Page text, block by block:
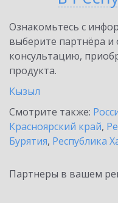
Ознакомьтесь с
выберите партнёра и
консультацию,
продукта.
Кызыл
Смотрите также:
Красноярский край,
Бурятия, Республика
Партнеры в вашем